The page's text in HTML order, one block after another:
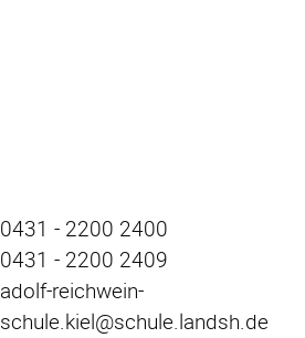
0431 - 2200 2400
0431 - 2200 2409
adolf-reichwein-
schule.kiel@schule.landsh.de